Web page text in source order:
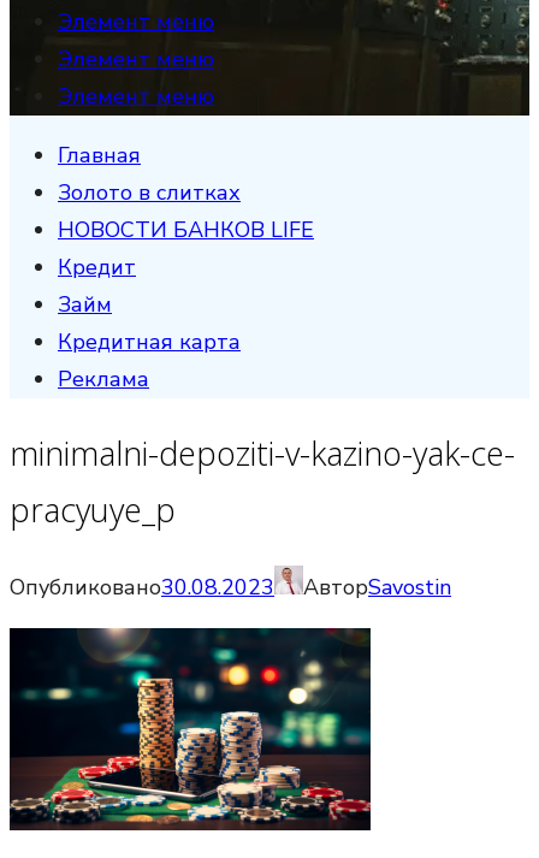
Элемент меню
Элемент меню
Элемент меню
Главная
Золото в слитках
НОВОСТИ БАНКОВ LIFE
Кредит
Займ
Кредитная карта
Реклама
minimalni-depoziti-v-kazino-yak-ce-
pracyuye_p
Опубликовано30.08.2023 АвторSavostin